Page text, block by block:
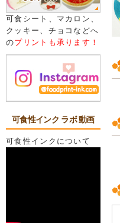
可食シート、マカロン、
クッキー、チョコなどへ
のプリントも承ります！
可食性インク ラボ 動画
可食性インクについて